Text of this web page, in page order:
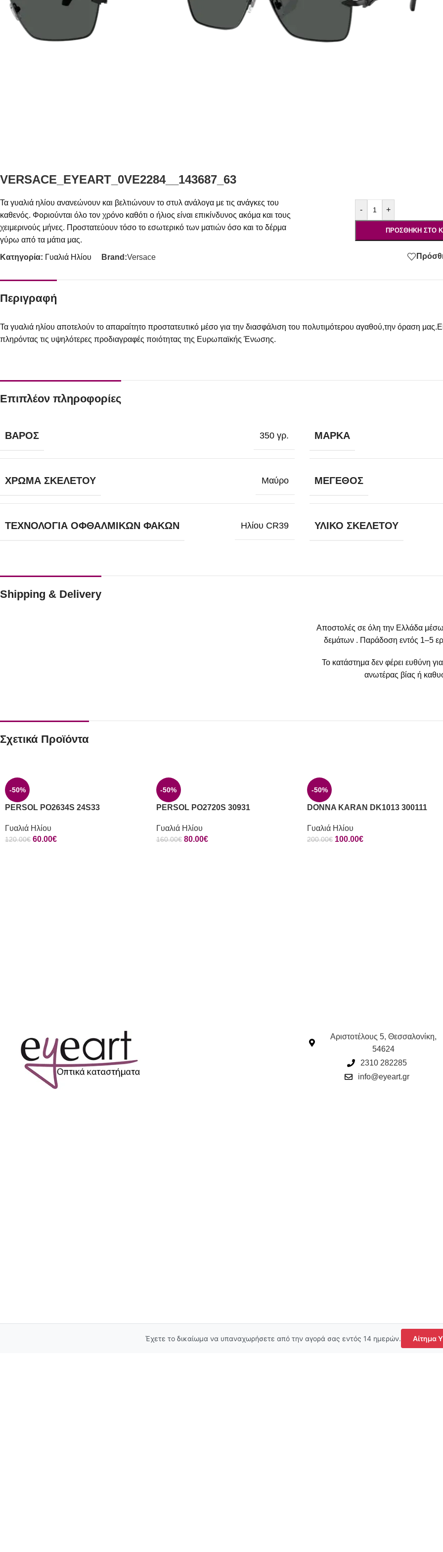
VERSACE_EYEART_0VE2284__143687_63
Τα γυαλιά ηλίου ανανεώνουν και βελτιώνουν το στυλ ανάλογα με τις ανάγκες του
καθενός. Φοριούνται όλο τον χρόνο καθότι ο ήλιος είναι επικίνδυνος ακόμα και τους
χειμερινούς μήνες. Προστατεύουν τόσο το εσωτερικό των ματιών όσο και το δέρμα
γύρω από τα μάτια μας.
- +
ΠΡΟΣΘΉΚΗ ΣΤΟ
Κατηγορία: Γυαλιά Ηλίου Brand:Versace
Περιγραφή
Τα γυαλιά ηλίου αποτελούν το απαραίτητο προστατευτικό μέσο για την διασφάλιση του πολυτιμότερου αγαθού,την όραση
πληρόντας τις υψηλότερες προδιαγραφές ποιότητας της Ευρωπαϊκής Ένωσης.
Επιπλέον πληροφορίες
ΒΆΡΟΣ 350 γρ. ΜΆΡΚΑ
ΧΡΏΜΑ ΣΚΕΛΕΤΟΎ Μαύρο ΜΈΓΕΘΟΣ
ΤΕΧΝΟΛΟΓΊΑ ΟΦΘΑΛΜΙΚΏΝ ΦΑΚΏΝ Ηλίου CR39 ΥΛΙΚΌ ΣΚΕΛΕΤΟΎ
Shipping & Delivery
Αποστολές σε όλη την Ελλάδα
δεμάτων . Παράδοση εντός 1–5
Το κατάστημα δεν φέρει ευθύνη
ανωτέρας βίας ή
Σχετικά Προϊόντα
-50%
PERSOL PO2634S 24S33
Γυαλιά Ηλίου
120.00€ 60.00€
-50%
PERSOL PO2720S 30931
Γυαλιά Ηλίου
160.00€ 80.00€
-50%
DONNA KARAN DK1013 300111
Γυαλιά Ηλίου
200.00€ 100.00€
Αριστοτέλους 5, Θεσσαλονίκη,
54624
2310 282285
info@eyeart.gr
Έχετε το δικαίωμα να υπαναχωρήσετε από την αγορά σας εντός 14 ημερών. Αίτημα